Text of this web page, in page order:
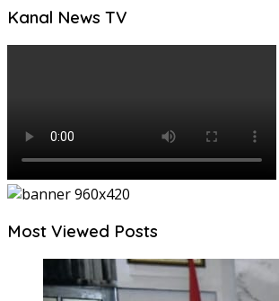
Kanal News TV
Most Viewed Posts